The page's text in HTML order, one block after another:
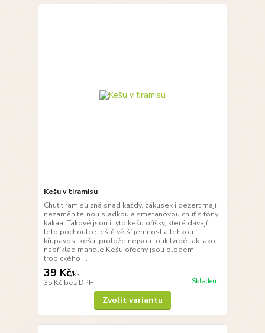
Kešu v tiramisu
Chuť tiramisu zná snad každý, zákusek i dezert mají
nezaměnitelnou sladkou a smetanovou chuť s tóny
kakaa. Takové jsou i tyto kešu oříšky, které dávají
této pochoutce ještě větší jemnost a lehkou
křupavost kešu, protože nejsou tolik tvrdé tak jako
například mandle.Kešu ořechy jsou plodem
tropického ...
39 Kč/ks
35 Kč bez DPH Skladem
Zvolit variantu